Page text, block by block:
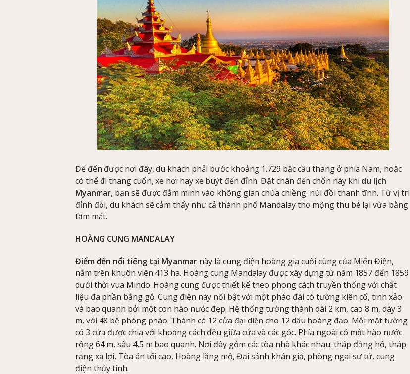
Để đến được nơi đây, du khách phải bước khoảng 1.729 bậc cầu thang ở phía Nam, hoặc
có thể đi thang cuốn, xe hơi hay xe buýt đến đỉnh. Đặt chân đến chốn này khi du lịch
Myanmar, bạn sẽ được đắm mình vào không gian chùa chiềng, núi đồi thanh tĩnh. Từ vị trí
đỉnh đồi, du khách sẽ cảm thấy như cả thành phố Mandalay thơ mộng thu bé lại vừa bằng
tầm mắt.
HOÀNG CUNG MANDALAY
Điểm đến nổi tiếng tại Myanmar này là cung điện hoàng gia cuối cùng của Miến Điện,
nằm trên khuôn viên 413 ha. Hoàng cung Mandalay được xây dựng từ năm 1857 đến 1859
dưới thời vua Mindo. Hoàng cung được thiết kế theo phong cách truyền thống với chất
liệu đa phần bằng gỗ. Cung điện này nổi bật với một pháo đài có tường kiên cố, tinh xảo
và bao quanh bởi một con hào nước đẹp. Hệ thống tường thành dài 2 km, cao 8 m, dày 3
m, với 48 bệ phóng pháo. Thành có 12 cửa đại diện cho 12 dấu hoàng đạo. Mỗi mặt tường
có 3 cửa được chia với khoảng cách đều giữa cửa và các góc. Phía ngoài có một hào nước
rộng 64 m, sâu 4,5 m bao quanh. Nơi đây gồm các tòa nhà khác nhau: tháp đồng hồ, tháp
răng xá lợi, Tòa án tối cao, Hoàng lăng mộ, Đại sảnh khán giả, phòng ngai sư tử, cung
điện thủy tinh.